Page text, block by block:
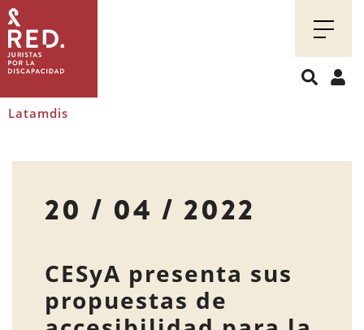
Juristas
por
la
discapacidad
Latamdis
20 / 04 / 2022
CESyA presenta sus
propuestas de